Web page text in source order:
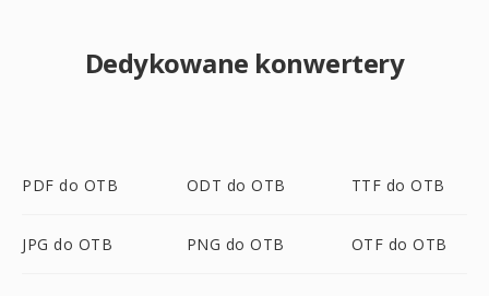
Dedykowane konwertery
PDF do OTB ODT do OTB TTF do OTB
JPG do OTB PNG do OTB OTF do OTB